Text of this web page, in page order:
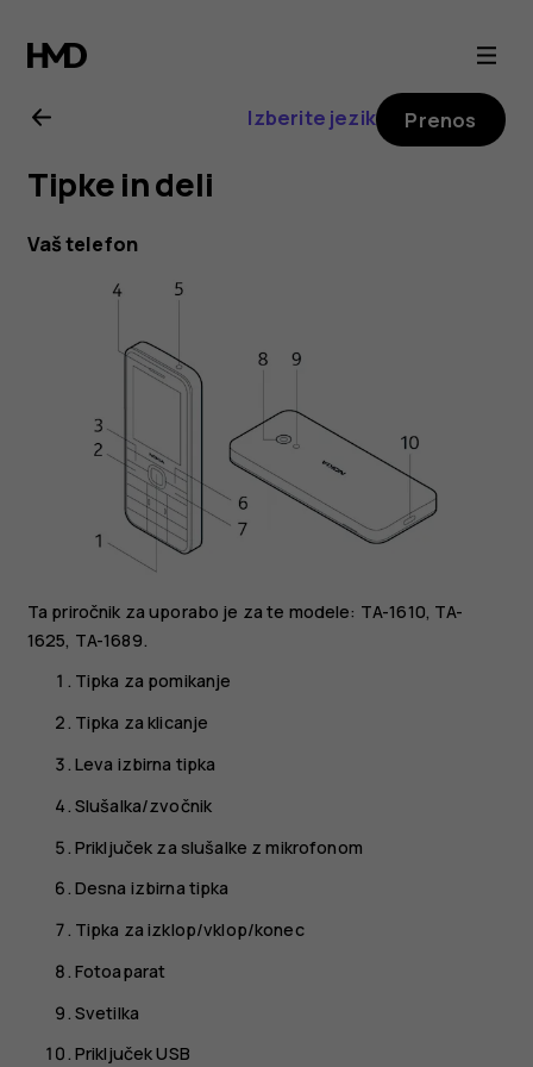
Nokia
225
4G
(2024)
user
guide
Izberite jezik Prenos
Tipke in deli
Vaš telefon
Ta priročnik za uporabo je za te modele: TA-1610, TA-
1625, TA-1689.
Tipka za pomikanje
Tipka za klicanje
Leva izbirna tipka
Slušalka/zvočnik
Priključek za slušalke z mikrofonom
Desna izbirna tipka
Tipka za izklop/vklop/konec
Fotoaparat
Svetilka
Priključek USB